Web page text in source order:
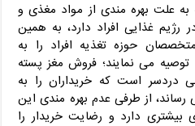
علت بهره مندی از مواد مغذی و
رژیم غذایی افراد دارد، به همین
حوزه تغذیه افراد را به
می نمایند؛ فروش مغز پسته
دردسر است که خریداران را به
از طرفی عدم بهره مندی این
بیشتری دارد و رضایت خریدار را